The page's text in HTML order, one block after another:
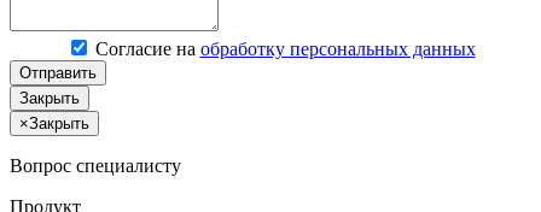
Согласие на обработку персональных данных
Отправить
Закрыть
×Закрыть
Вопрос специалисту
Продукт